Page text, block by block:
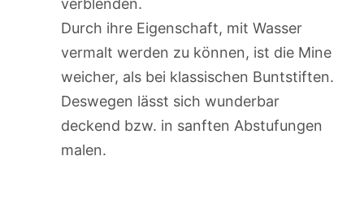
verblenden.
Durch ihre Eigenschaft, mit Wasser
vermalt werden zu können, ist die Mine
weicher, als bei klassischen Buntstiften.
Deswegen lässt sich wunderbar
deckend bzw. in sanften Abstufungen
malen.